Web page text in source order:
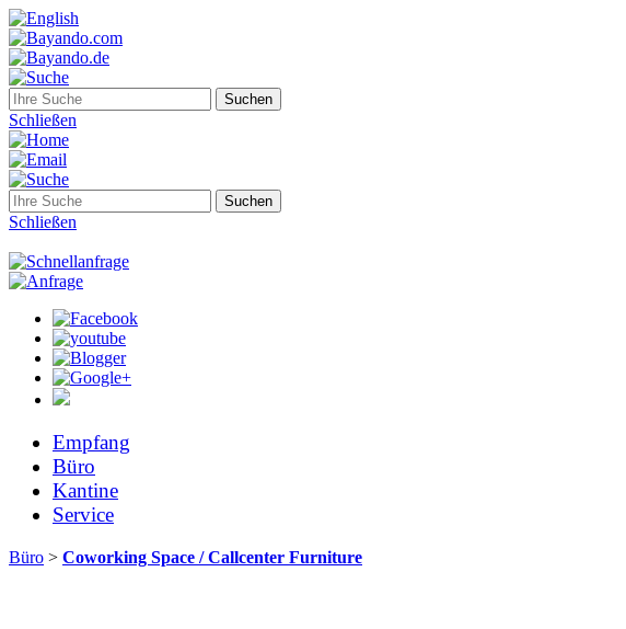
Schließen
Schließen
Empfang
Büro
Kantine
Service
Büro > Coworking Space / Callcenter Furniture